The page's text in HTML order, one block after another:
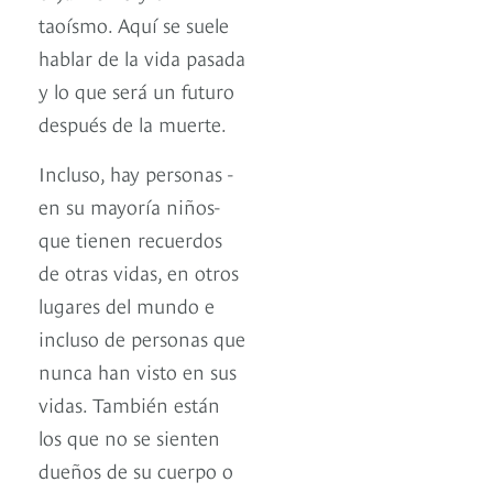
taoísmo. Aquí se suele
hablar de la vida pasada
y lo que será un futuro
después de la muerte.
Incluso, hay personas -
en su mayoría niños-
que tienen recuerdos
de otras vidas, en otros
lugares del mundo e
incluso de personas que
nunca han visto en sus
vidas. También están
los que no se sienten
dueños de su cuerpo o